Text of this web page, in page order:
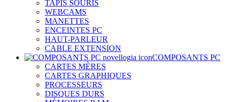
TAPIS SOURIS
WEBCAMS
MANETTES
ENCEINTES PC
HAUT-PARLEUR
CABLE EXTENSION
COMPOSANTS PC
CARTES MÈRES
CARTES GRAPHIQUES
PROCESSEURS
DISQUES DURS